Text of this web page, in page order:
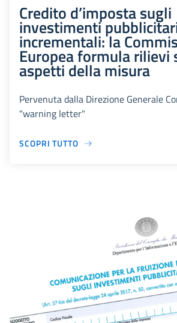
Credito d’imposta sugli
investimenti
incrementali: la
Europea formula rilievi
aspetti della misura
Pervenuta dalla Direzione Generale
"warning letter"
SCOPRI TUTTO